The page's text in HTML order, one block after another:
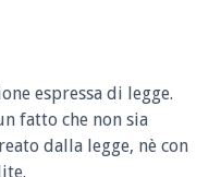
espressa di legge.
fatto che non sia
dalla legge, nè con